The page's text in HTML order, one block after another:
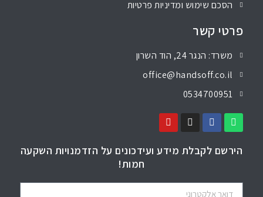
הסכם שימוש ומדיניות פרטיות
פרטי קשר
משרד: הנגר 24, הוד השרון
office@handsoff.co.il
0534700951
הירשם לקבלת מידע ועידכונים על הזדמנויות השקעה
חמות!